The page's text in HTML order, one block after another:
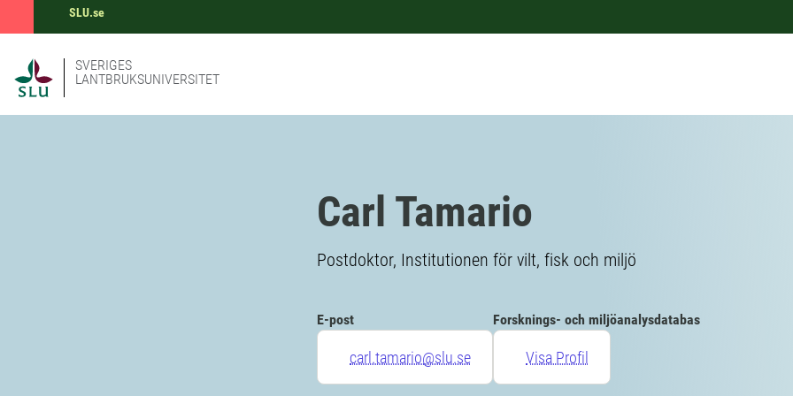
SLU.se
SVERIGES
LANTBRUKSUNIVERSITET
Carl Tamario
Postdoktor, Institutionen för vilt, fisk och miljö
E-post
carl.tamario@slu.se
Forsknings- och miljöanalysdatabas
Visa Profil